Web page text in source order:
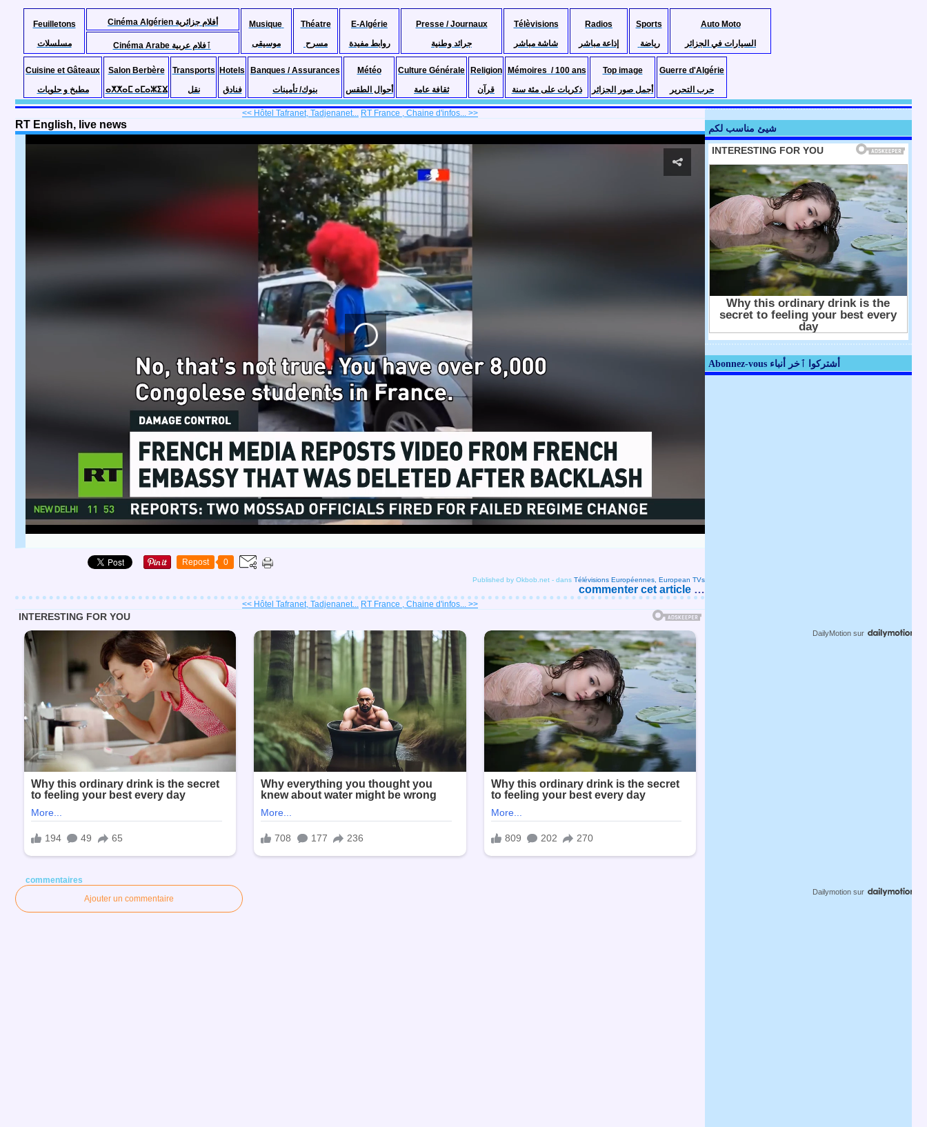
Feuilletons
مسلسلات
Cinéma Algérien أفلام جزائرية
Musique
موسيقى
Théatre
مسرح
E-Algérie
روابط مفيدة
Presse / Journaux
جرائد وطنية
Télèvisions
شاشة مباشر
Radios
إذاعة مباشر
Sports
رياضة
Auto Moto
السيارات في الجزائر
Cinéma Arabe ٱفلام عربية
Cuisine et Gâteaux
مطبخ و حلويات
Salon Berbère
ⴰⵅⵅⴰⵎ ⴰⵎⴰⵣⵉⴴ
Transports
نقل
Hotels
فنادق
Banques / Assurances
بنوك/ تأمينات
Météo
أحوال الطقس
Culture Générale
ثقافة عامة
Religion
قرآن
Mémoires / 100 ans
ذكريات على مئة سنة
Top image
أجمل صور الجزائر
Guerre d'Algérie
حرب التحرير
<< Hôtel Tafranet, Tadjenanet... RT France , Chaine d'infos... >>
RT English, live news
Repost 0
Published by Okbob.net - dans Télévisions Européennes, European TVs
commenter cet article …
<< Hôtel Tafranet, Tadjenanet... RT France , Chaine d'infos... >>
commentaires
Ajouter un commentaire
شيئ مناسب لكم
Abonnez-vous أشتركوا ٱخر أنباء
DailyMotion sur
Dailymotion sur